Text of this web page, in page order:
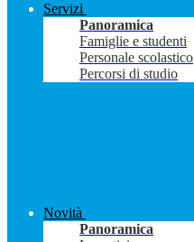
Servizi
Panoramica
Famiglie e studenti
Personale scolastico
Percorsi di studio
Novità
Panoramica